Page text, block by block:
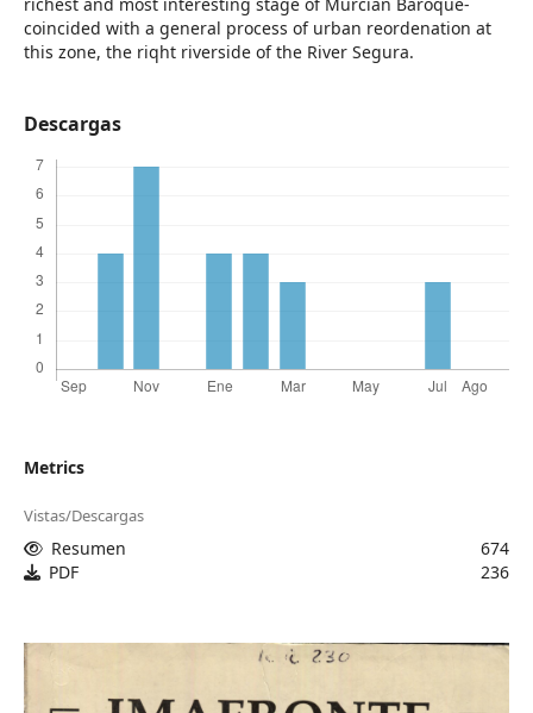
coincided with a general process of urban reordenation at
this zone, the riqht riverside of the River Segura.
Descargas
Metrics
Vistas/Descargas
Resumen
674
PDF
236